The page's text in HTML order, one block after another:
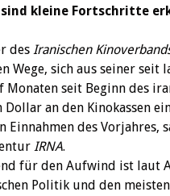
kleine Fortschritte
des Iranischen
Wege, sich aus seiner
Monaten seit Beginn des
an den Kinokassen
Einnahmen des Vorjahres,
IRNA.
für den Aufwind ist laut
Politik und den